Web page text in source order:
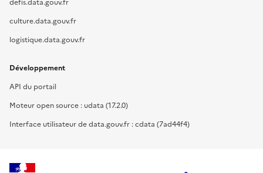
culture.data.gouv.fr
logistique.data.gouv.fr
Développement
API du portail
Moteur open source : udata (17.2.0)
Interface utilisateur de data.gouv.fr : cdata (7ad44f4)